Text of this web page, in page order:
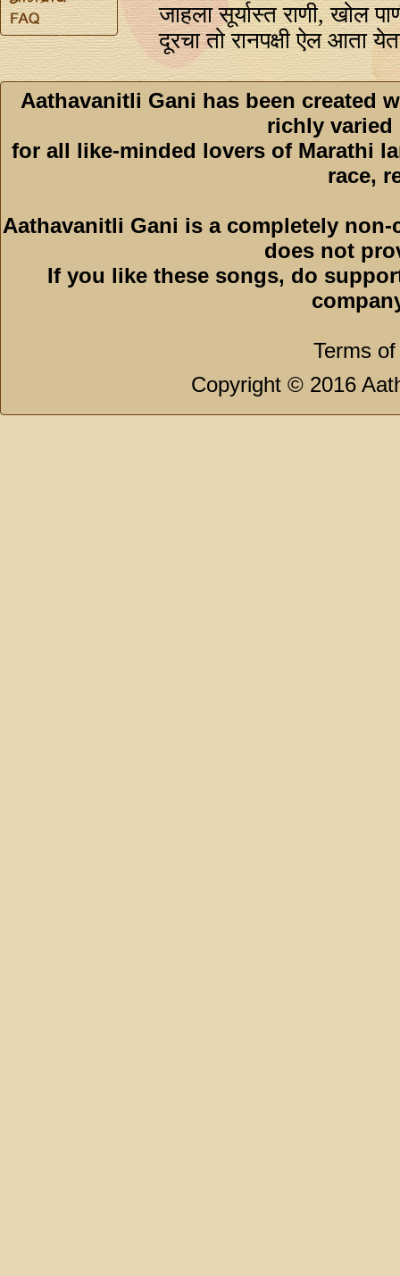
जाहला सूर्यास्त राणी, खोल
दूरचा तो रानपक्षी ऐल आता
Aathavanitli Gani has been created
richly varied
for all like-minded lovers of Marathi
race,
Aathavanitli Gani is a completely
does not
If you like these songs, do
Terms
Copyright © 2016